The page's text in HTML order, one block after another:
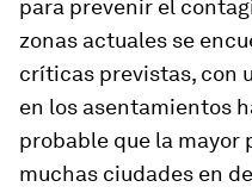
para prevenir el
zonas actuales se
críticas previstas, con
en los asentamientos
probable que la mayor
muchas ciudades en